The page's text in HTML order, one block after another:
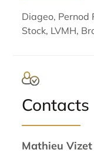
Diageo, Pernod
Stock, LVMH,
Contacts
Mathieu Vizet